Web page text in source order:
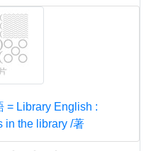
= Library English :
in the library /著